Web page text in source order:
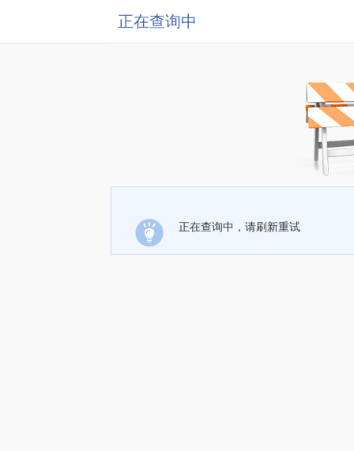
正在查询中
正在查询中，请刷新重试